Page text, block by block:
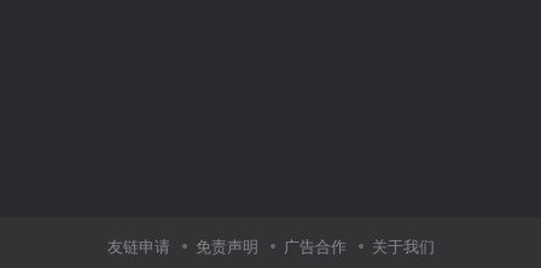
友链申请 免责声明 广告合作 关于我们